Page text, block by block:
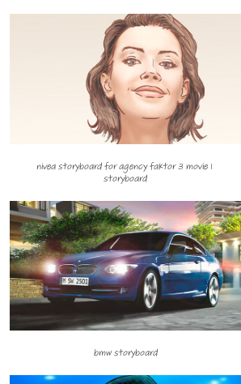
nivea storyboard for agency faktor 3 movie 1
storyboard
bmw storyboard